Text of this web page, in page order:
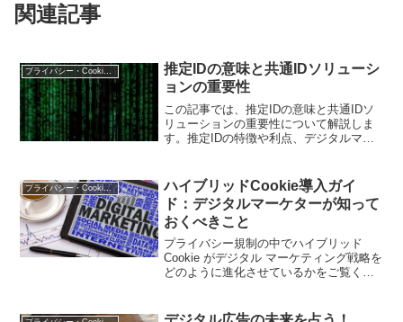
関連記事
プライバシー・Cookie規制
推定IDの意味と共通IDソリューシ
ョンの重要性
この記事では、推定IDの意味と共通IDソ
リューションの重要性について解説しま
す。推定IDの特徴や利点、デジタルマー
プライバシー・Cookie規制
ハイブリッドCookie導入ガイ
ド：デジタルマーケターが知って
おくべきこと
プライバシー規制の中でハイブリッド
Cookie がデジタル マーケティング戦略を
どのように進化させているかをご覧くだ